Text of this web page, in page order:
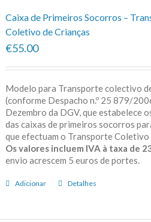
Caixa de Primeiros Socorros –
Coletivo de Crianças
€55.00
Modelo para Transporte colectivo
(conforme Despacho n.º 25 879/
Dezembro da DGV, que estabelece
das caixas de primeiros socorros
que efectuam o Transporte Coletivo
Os valores incluem IVA à taxa de
envio acrescem 5 euros de
Adicionar Detalhes